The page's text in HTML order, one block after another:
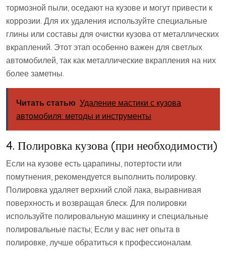
тормозной пыли, оседают на кузове и могут привести к
коррозии. Для их удаления используйте специальные
глины или составы для очистки кузова от металлических
вкраплений. Этот этап особенно важен для светлых
автомобилей, так как металлические вкрапления на них
более заметны.
Читать статью Удаление мастики с кузова
автомобиля: методы и инструменты
4. Полировка кузова (при необходимости)
Если на кузове есть царапины, потертости или
помутнения, рекомендуется выполнить полировку.
Полировка удаляет верхний слой лака, выравнивая
поверхность и возвращая блеск. Для полировки
используйте полировальную машинку и специальные
полировальные пасты; Если у вас нет опыта в
полировке, лучше обратиться к профессионалам.